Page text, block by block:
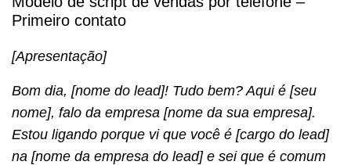
Primeiro contato
[Apresentação]
Bom dia, [nome do lead]! Tudo bem? Aqui é [seu
nome], falo da empresa [nome da sua empresa].
Estou ligando porque vi que você é [cargo do lead]
na [nome da empresa do lead] e sei que é comum